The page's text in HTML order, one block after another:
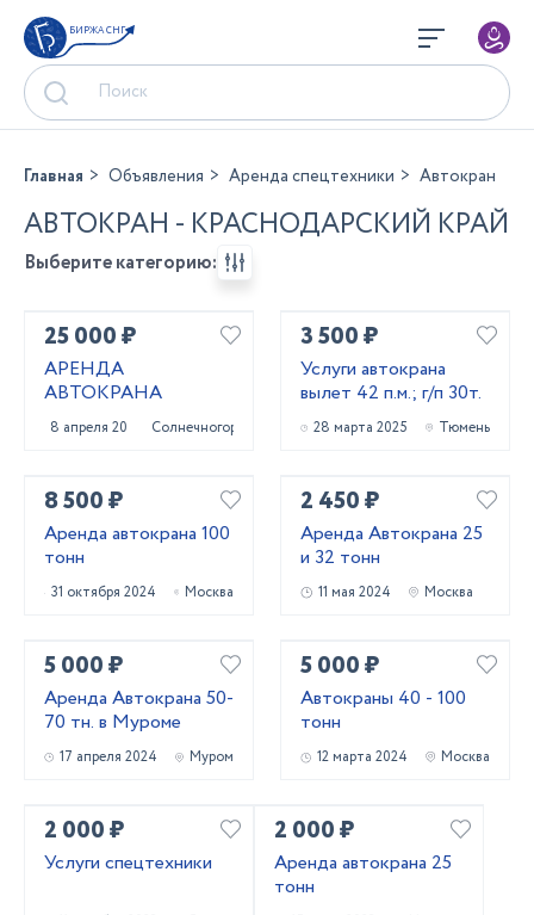
БИРЖА СНГ
Главная Объявления Аренда спецтехники Автокран
АВТОКРАН - КРАСНОДАРСКИЙ КРАЙ
Выберите категорию:
25 000 ₽
АРЕНДА
АВТОКРАНА
8 апреля 2025 Солнечногорск
3 500 ₽
Услуги автокрана
вылет 42 п.м.; г/п 30т.
28 марта 2025 Тюмень
8 500 ₽
Аренда автокрана 100
тонн
31 октября 2024 Москва
2 450 ₽
Аренда Автокрана 25
и 32 тонн
11 мая 2024 Москва
5 000 ₽
Аренда Автокрана 50-
70 тн. в Муроме
17 апреля 2024 Муром
5 000 ₽
Автокраны 40 - 100
тонн
12 марта 2024 Москва
2 000 ₽
Услуги спецтехники
2 000 ₽
Аренда автокрана 25
тонн